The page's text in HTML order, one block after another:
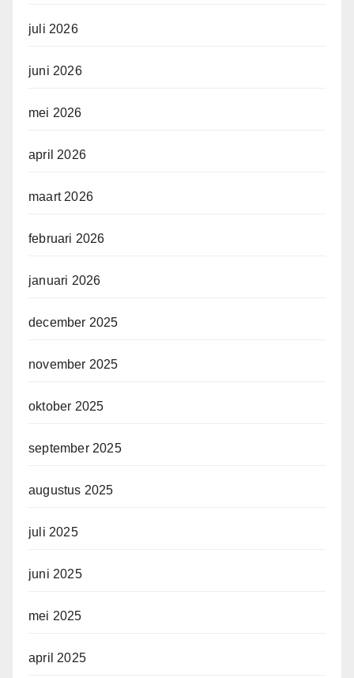
juli 2026
juni 2026
mei 2026
april 2026
maart 2026
februari 2026
januari 2026
december 2025
november 2025
oktober 2025
september 2025
augustus 2025
juli 2025
juni 2025
mei 2025
april 2025